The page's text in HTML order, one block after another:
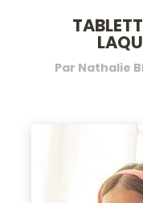
Par Nathalie